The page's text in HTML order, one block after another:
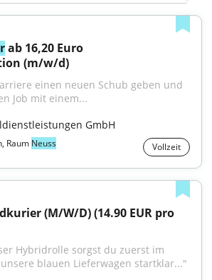
ab 16,20 Euro
(m/w/d)
einen neuen Schub geben und
Job mit einem...
GmbH
Raum Neuss Vollzeit
(M/W/D) (14.90 EUR pro
blauen Lieferwagen startklar..."